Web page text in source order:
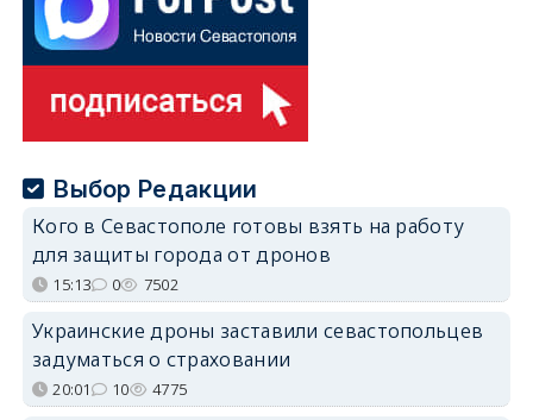
Выбор Редакции
Кого в Севастополе готовы взять на работу
для защиты города от дронов
15:13 0 7502
Украинские дроны заставили севастопольцев
задуматься о страховании
20:01 10 4775